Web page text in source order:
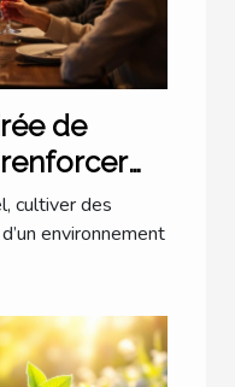
de
?
cultiver des
environnement